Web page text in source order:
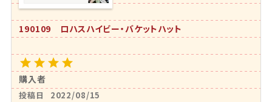
190109 ロハスハイビー・バケットハット
購入者
投稿日 2022/08/15